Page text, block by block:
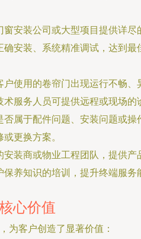
窗安装公司或大型项目提供详尽
安装、系统精准调试，达到最
户使用的卷帘门出现运行不畅、
术服务人员可提供远程或现场的
否属于配件问题、安装问题或操
更换方案。
安装商或物业工程团队，提供产
养知识的培训，提升终端服务
心价值
为客户创造了显著价值：